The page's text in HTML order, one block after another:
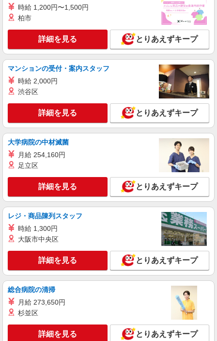
時給1600円 【月収例】26万6,400円見込み（実
働7.5時間・月21日・残業9時間の場合）
愛知県名古屋市中区／最寄駅：伏見（愛知県）
駅、丸の内（愛知県）駅 ※地下鉄鶴舞線も沿線
です ※東山線・名城線「栄駅」徒歩10分
詳細を見る
紹介予定派遣
パーソルテンプスタッフ株式会社 キャリアプロモーションセンター
四課/26-0628091
半年後に正社員目指せる★日次メインの経理事
務／残業なし！
時給1600円
愛知県名古屋市中区／最寄駅：栄（愛知県）
駅、矢場町駅 ※名鉄瀬戸線からもアクセス可能
◎
詳細を見る
パーソルテンプスタッフ株式会社 名古屋コーディネートセンタ
ー/26-0625754
［9月スタート］不動産会社の本社勤務＊未経
時給1600円 【月収例】時給1,600円×実働6〜8
時間×月21日＝201,600〜268,800円
愛知県名古屋市中区／最寄駅：伏見（愛知県）
駅
詳細を見る
派遣社員
パーソルテンプスタッフ株式会社 名古屋コーディネートセンタ
ー/26-0558500
時給 1,200円〜1,500円
柏市
詳細を見る とりあえずキープ
マンションの受付・案内スタッフ
時給 2,000円
渋谷区
詳細を見る とりあえずキープ
大学病院の中材滅菌
月給 254,160円
足立区
詳細を見る とりあえずキープ
レジ・商品陳列スタッフ
時給 1,300円
大阪市中央区
詳細を見る とりあえずキープ
総合病院の清掃
月給 273,650円
杉並区
詳細を見る とりあえずキープ